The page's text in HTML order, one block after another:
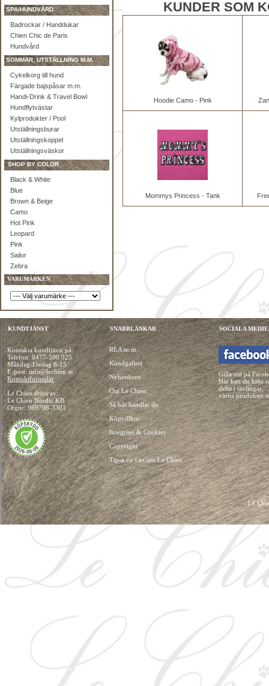
SPA/HUNDVÅRD
Badrockar / Handdukar
Chien Chic de Paris
Hundvård
SOMMAR, UTSTÄLLNING M.M.
Cykelkorg till hund
Färgade bajspåsar m.m.
Handi-Drink & Travel Bowl
Hundflytvästar
Kylprodukter / Pool
Utställningsburar
Utställningskoppel
Utställningsväskor
SHOP BY COLOR
Black & White
Blue
Brown & Beige
Camo
Hot Pink
Leopard
Pink
Sailor
Zebra
VARUMÄRKEN
KUNDER SOM
Hoodie Camo - Pink
Mommys Princess - Tank
KUNDTJÄNST
Kontakta kundtjänst på:
Telefon:0477-590 925
Måndag-Fredag 8-15
E-post: info@lechien.se
Kontaktformulär
Le Chien drivs av:
Le Chien Nordic KB
Orgnr: 969766-3301
SNABBLÄNKAR
REA m.m.
Kundgalleri
Nyhetsbrev
Om Le Chien
Så här handlar du
Köpvillkor
Integritet & Cookies
Copyright
Tipsa en vän om Le Chien
SOCIALA
Gilla oss på
Här kan du hitta
delta i tävlingar,
vinna produkter
Le
HUNDKLÄDER, HUNDVÄSKOR, HUNDACCESSOARER, HUND KLÄDER,